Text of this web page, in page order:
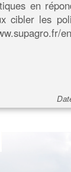
en
cibler les